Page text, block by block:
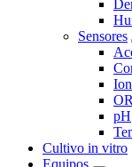
Sensores
pH
Cultivo in vitro
Equipos